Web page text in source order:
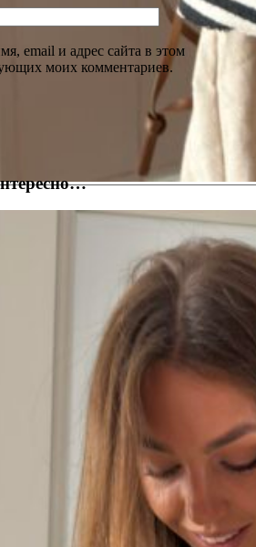
email и адрес сайта в этом
моих комментариев.